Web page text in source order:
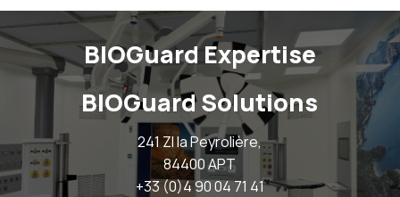
BIOGuard Expertise
BIOGuard Solutions
241 ZI la Peyrolière,
84400 APT
+33 (0)4 90 04 71 41